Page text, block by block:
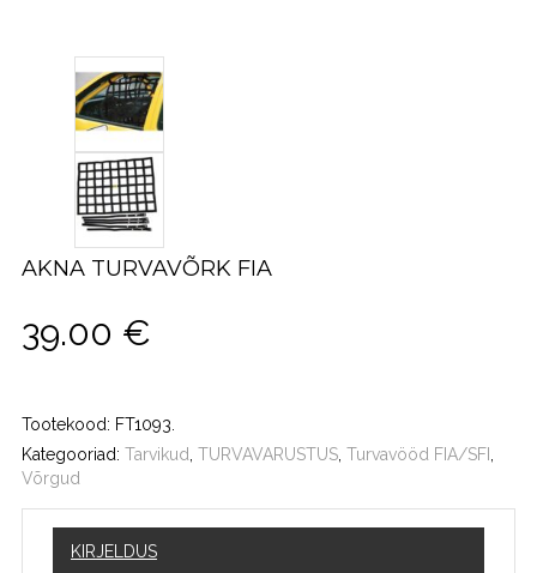
AKNA TURVAVÕRK FIA
39.00 €
Tootekood: FT1093
Kategooriad: Tarvikud TURVAVARUSTUS Turvavööd FIA/SFI
Võrgud
KIRJELDUS